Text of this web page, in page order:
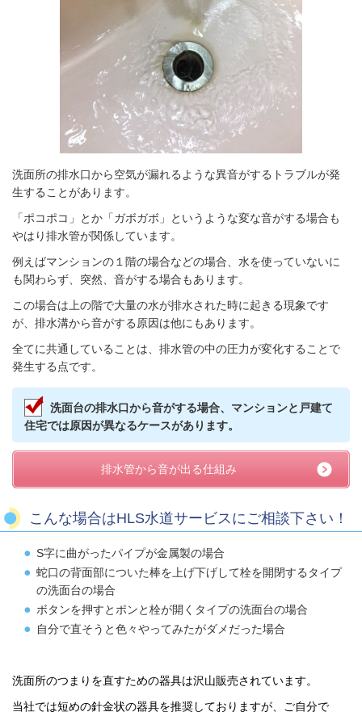
洗面所の排水口から空気が漏れるような異音がするトラブルが発
生することがあります。
「ポコポコ」とか「ガボガボ」というような変な音がする場合も
やはり排水管が関係しています。
例えばマンションの１階の場合などの場合、水を使っていないに
も関わらず、突然、音がする場合もあります。
この場合は上の階で大量の水が排水された時に起きる現象です
が、排水溝から音がする原因は他にもあります。
全てに共通していることは、排水管の中の圧力が変化することで
発生する点です。
洗面台の排水口から音がする場合、マンションと戸建て
住宅では原因が異なるケースがあります。
排水管から音が出る仕組み
こんな場合はHLS水道サービスにご相談下さい！
S字に曲がったパイプが金属製の場合
蛇口の背面部についた棒を上げ下げして栓を開閉するタイプ
の洗面台の場合
ボタンを押すとポンと栓が開くタイプの洗面台の場合
自分で直そうと色々やってみたがダメだった場合
洗面所のつまりを直すための器具は沢山販売されています。
当社では短めの針金状の器具を推奨しておりますが、ご自分で